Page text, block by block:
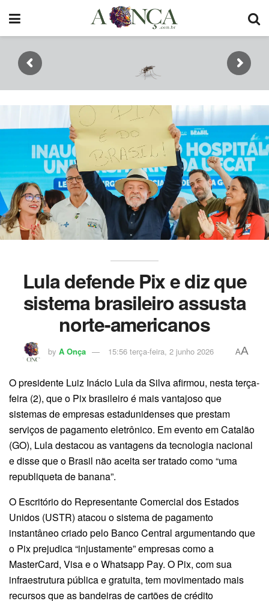
Lula defende Pix e diz que
sistema brasileiro assusta
norte-americanos
by A Onça 15:56 terça-feira, 2 junho 2026 AA
O presidente Luiz Inácio Lula da Silva afirmou, nesta terça-
feira (2), que o Pix brasileiro é mais vantajoso que
sistemas de empresas estadunidenses que prestam
serviços de pagamento eletrônico. Em evento em Catalão
(GO), Lula destacou as vantagens da tecnologia nacional
e disse que o Brasil não aceita ser tratado como “uma
republiqueta de banana”.
O Escritório do Representante Comercial dos Estados
Unidos (USTR) atacou o sistema de pagamento
instantâneo criado pelo Banco Central argumentando que
o Pix prejudica “injustamente” empresas como a
MasterCard, Visa e o Whatsapp Pay. O Pix, com sua
infraestrutura pública e gratuita, tem movimentado mais
recursos que as bandeiras de cartões de crédito